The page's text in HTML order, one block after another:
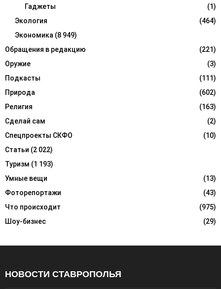
Гаджеты
(1)
Экология
(464)
Экономика (8 949)
Обращения в редакцию
(221)
Оружие
(3)
Подкасты
(111)
Природа
(602)
Религия
(163)
Сделай сам
(2)
Спецпроекты СКФО
(10)
Статьи (2 022)
Туризм (1 193)
Умные вещи
(13)
Фоторепортажи
(43)
Что происходит
(975)
Шоу-бизнес
(29)
НОВОСТИ СТАВРОПОЛЬЯ